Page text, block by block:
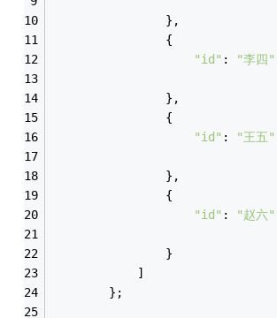
                },
                {
"id" : "李四"
                },
                {
"id" : "王五"
                },
                {
"id" : "赵六"
                }
            ]
        };